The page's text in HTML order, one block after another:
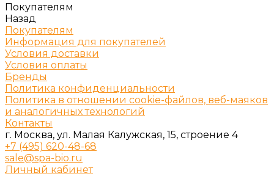
Покупателям
Назад
Покупателям
Информация для покупателей
Условия доставки
Условия оплаты
Бренды
Политика конфиденциальности
Политика в отношении cookie-файлов, веб-маяков
и аналогичных технологий
Контакты
г. Москва, ул. Малая Калужская, 15, строение 4
+7 (495) 620-48-68
sale@spa-bio.ru
Личный кабинет